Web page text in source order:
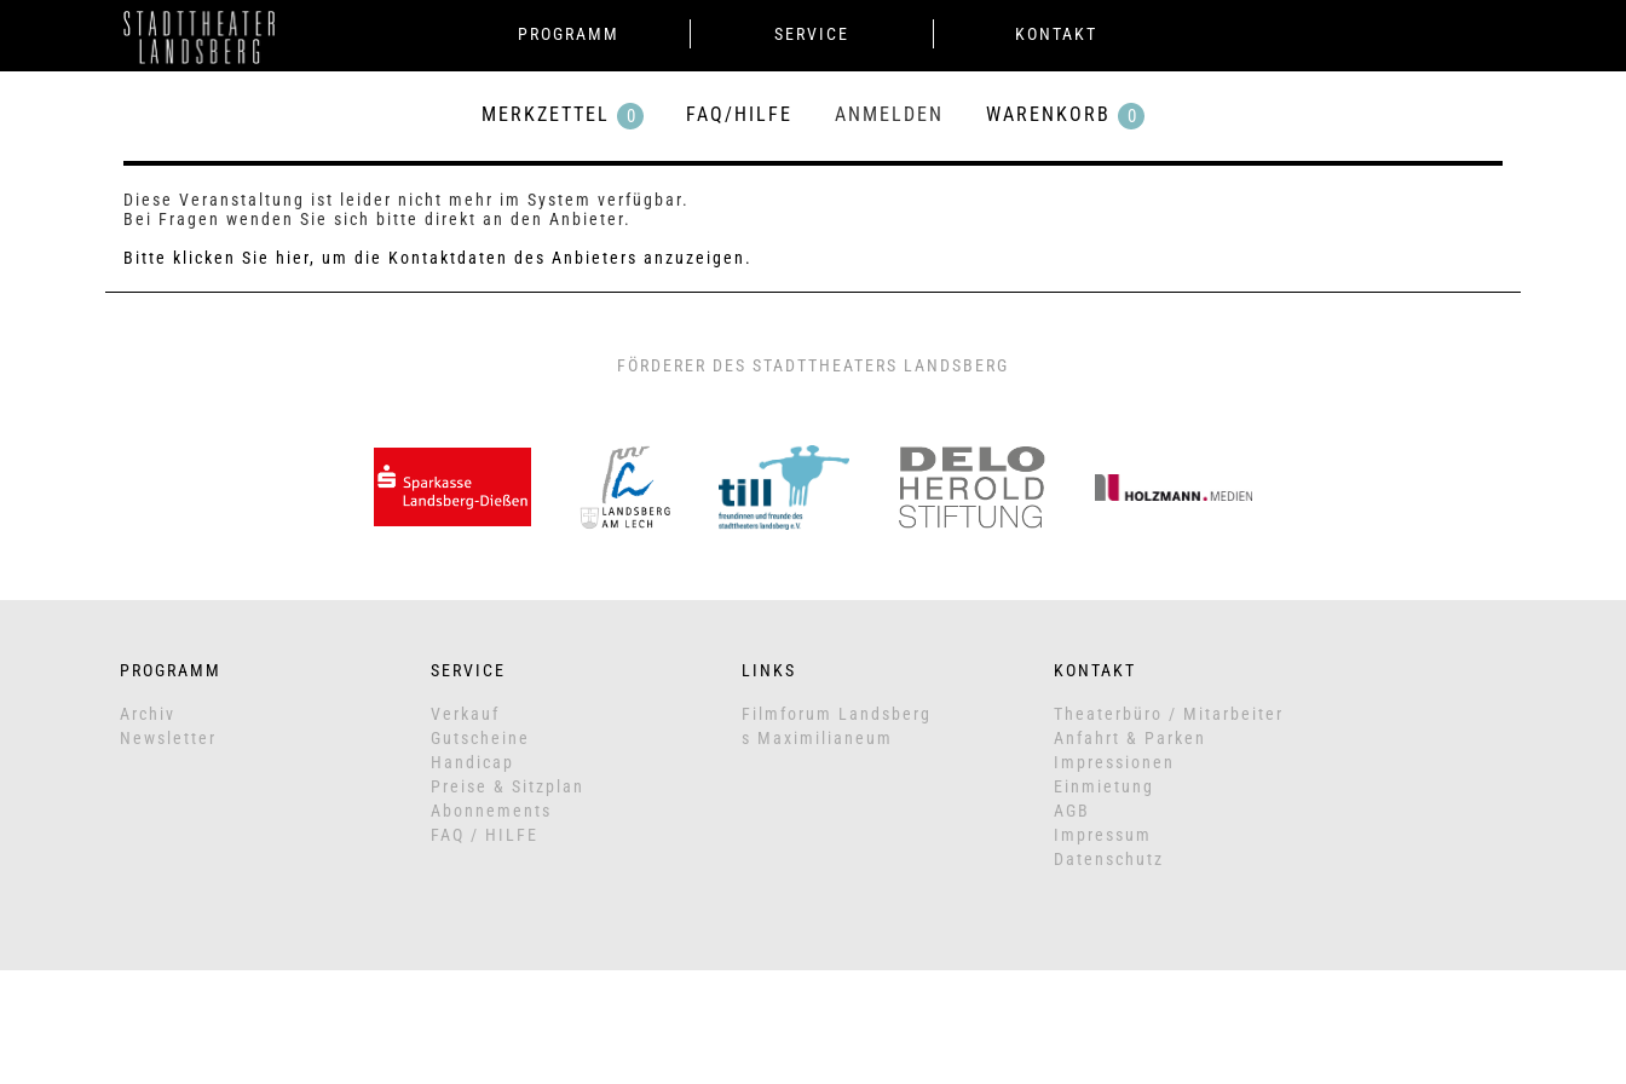
PROGRAMM SERVICE KONTAKT
MERKZETTEL 0 FAQ/HILFE ANMELDEN WARENKORB 0
Diese Veranstaltung ist leider nicht mehr im System verfügbar.
Bei Fragen wenden Sie sich bitte direkt an den Anbieter.
Bitte klicken Sie hier, um die Kontaktdaten des Anbieters anzuzeigen.
FÖRDERER DES STADTTHEATERS LANDSBERG
PROGRAMM
Archiv
Newsletter
SERVICE
Verkauf
Gutscheine
Handicap
Preise & Sitzplan
Abonnements
FAQ / HILFE
LINKS
Filmforum Landsberg
s Maximilianeum
KONTAKT
Theaterbüro / Mitarbeiter
Anfahrt & Parken
Impressionen
Einmietung
AGB
Impressum
Datenschutz